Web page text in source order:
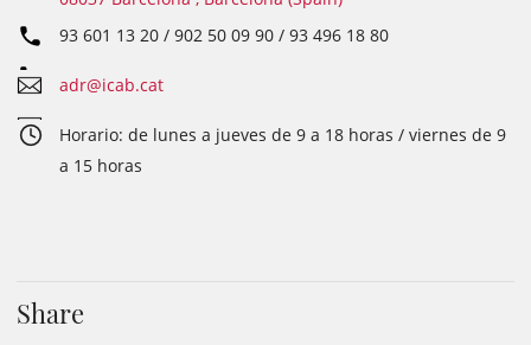
93 601 13 20 / 902 50 09 90 / 93 496 18 80
adr@icab.cat
Horario: de lunes a jueves de 9 a 18 horas / viernes de 9
a 15 horas
Share